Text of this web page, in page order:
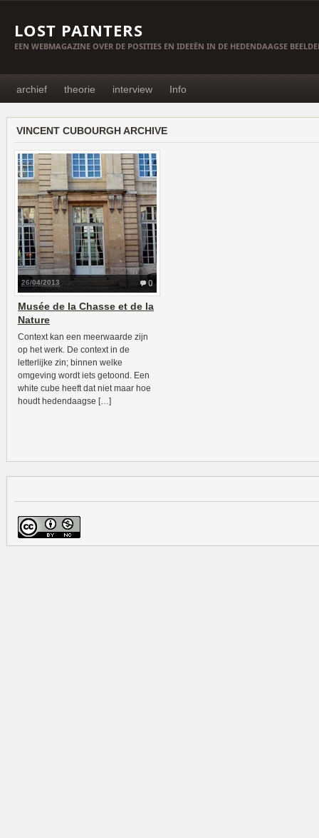
LOST PAINTERS
EEN WEBMAGAZINE OVER DE POSITIES EN IDEEËN IN DE HEDENDAAGSE
archief theorie interview Info
VINCENT CUBOURGH ARCHIVE
0
26/04/2013
Musée de la Chasse et de la
Nature
Context kan een meerwaarde zijn
op het werk. De context in de
letterlijke zin; binnen welke
omgeving wordt iets getoond. Een
white cube heeft dat niet maar hoe
houdt hedendaagse […]